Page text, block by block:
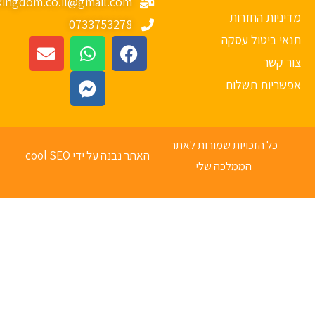
החזרות
ביטול עסקה
קשר
תשלום
0733753278
כל הזכויות שמורות לאתר
הממלכה שלי
האתר נבנה על ידי cool SEO